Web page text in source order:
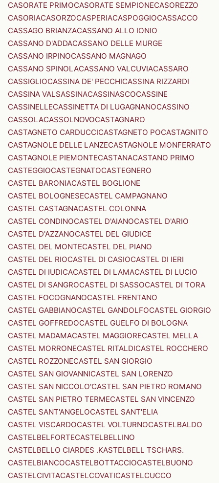
CASORATE PRIMOCASORATE SEMPIONECASOREZZO
CASORIACASORZOCASPERIACASPOGGIOCASSACCO
CASSAGO BRIANZACASSANO ALLO IONIO
CASSANO D'ADDACASSANO DELLE MURGE
CASSANO IRPINOCASSANO MAGNAGO
CASSANO SPINOLACASSANO VALCUVIACASSARO
CASSIGLIOCASSINA DE' PECCHICASSINA RIZZARDI
CASSINA VALSASSINACASSINASCOCASSINE
CASSINELLECASSINETTA DI LUGAGNANOCASSINO
CASSOLACASSOLNOVOCASTAGNARO
CASTAGNETO CARDUCCICASTAGNETO POCASTAGNITO
CASTAGNOLE DELLE LANZECASTAGNOLE MONFERRATO
CASTAGNOLE PIEMONTECASTANACASTANO PRIMO
CASTEGGIOCASTEGNATOCASTEGNERO
CASTEL BARONIACASTEL BOGLIONE
CASTEL BOLOGNESECASTEL CAMPAGNANO
CASTEL CASTAGNACASTEL COLONNA
CASTEL CONDINOCASTEL D'AIANOCASTEL D'ARIO
CASTEL D'AZZANOCASTEL DEL GIUDICE
CASTEL DEL MONTECASTEL DEL PIANO
CASTEL DEL RIOCASTEL DI CASIOCASTEL DI IERI
CASTEL DI IUDICACASTEL DI LAMACASTEL DI LUCIO
CASTEL DI SANGROCASTEL DI SASSOCASTEL DI TORA
CASTEL FOCOGNANOCASTEL FRENTANO
CASTEL GABBIANOCASTEL GANDOLFOCASTEL GIORGIO
CASTEL GOFFREDOCASTEL GUELFO DI BOLOGNA
CASTEL MADAMACASTEL MAGGIORECASTEL MELLA
CASTEL MORRONECASTEL RITALDICASTEL ROCCHERO
CASTEL ROZZONECASTEL SAN GIORGIO
CASTEL SAN GIOVANNICASTEL SAN LORENZO
CASTEL SAN NICCOLO'CASTEL SAN PIETRO ROMANO
CASTEL SAN PIETRO TERMECASTEL SAN VINCENZO
CASTEL SANT'ANGELOCASTEL SANT'ELIA
CASTEL VISCARDOCASTEL VOLTURNOCASTELBALDO
CASTELBELFORTECASTELBELLINO
CASTELBELLO CIARDES .KASTELBELL TSCHARS.
CASTELBIANCOCASTELBOTTACCIOCASTELBUONO
CASTELCIVITACASTELCOVATICASTELCUCCO